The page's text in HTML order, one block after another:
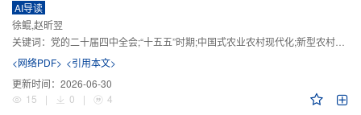
AI导读
徐鲲,赵昕翌
关键词： 党的二十届四中全会;“十五五”时期;中国式农业农村现代化;新型农村集体经济;城乡融合发展;新质生产力
<网络PDF> <引用本文>
更新时间： 2026-06-30
15
| 0 | 4